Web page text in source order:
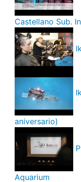
Castellano Sub.
aniversario)
Aquarium